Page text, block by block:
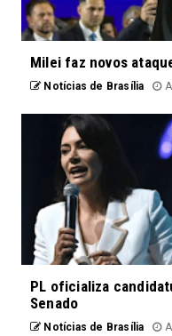
Milei faz novos
Notícias de Brasília
PL oficializa
Senado
Notícias de Brasília